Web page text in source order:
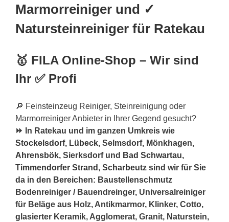
Marmorreiniger und ✓
Natursteinreiniger für Ratekau
🥇 FILA Online-Shop – Wir sind
Ihr ✅ Profi
🔎 Feinsteinzeug Reiniger, Steinreinigung oder
Marmorreiniger Anbieter in Ihrer Gegend gesucht?
⏩ In Ratekau und im ganzen Umkreis wie
Stockelsdorf, Lübeck, Selmsdorf, Mönkhagen,
Ahrensbök, Sierksdorf und Bad Schwartau,
Timmendorfer Strand , Scharbeutz sind wir für Sie
da in den Bereichen: Baustellenschmutz
Bodenreiniger / Bauendreinger, Universalreiniger
für Beläge aus Holz, Antikmarmor, Klinker, Cotto,
glasierter Keramik, Agglomerat, Granit, Naturstein,